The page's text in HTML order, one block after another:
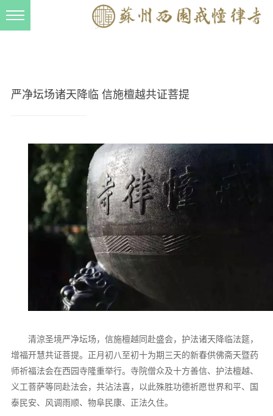
寺院管理
戒幢春秋
档案管理
道风建设
音频视频
弘法书籍
西园法讯
皈依斋戒
严净坛场诸天降临 信施檀越共证菩提
清涼圣境严净坛场，信施檀越同赴盛会，护法诸天降临法筵，
增福开慧共证菩提。正月初八至初十为期三天的新春供佛斋天暨药
师祈福法会在西园寺隆重举行。寺院僧众及十方善信、护法檀越、
义工菩萨等同赴法会，共沾法喜，以此殊胜功德祈愿世界和平、国
泰民安、风调雨顺、物阜民康、正法久住。